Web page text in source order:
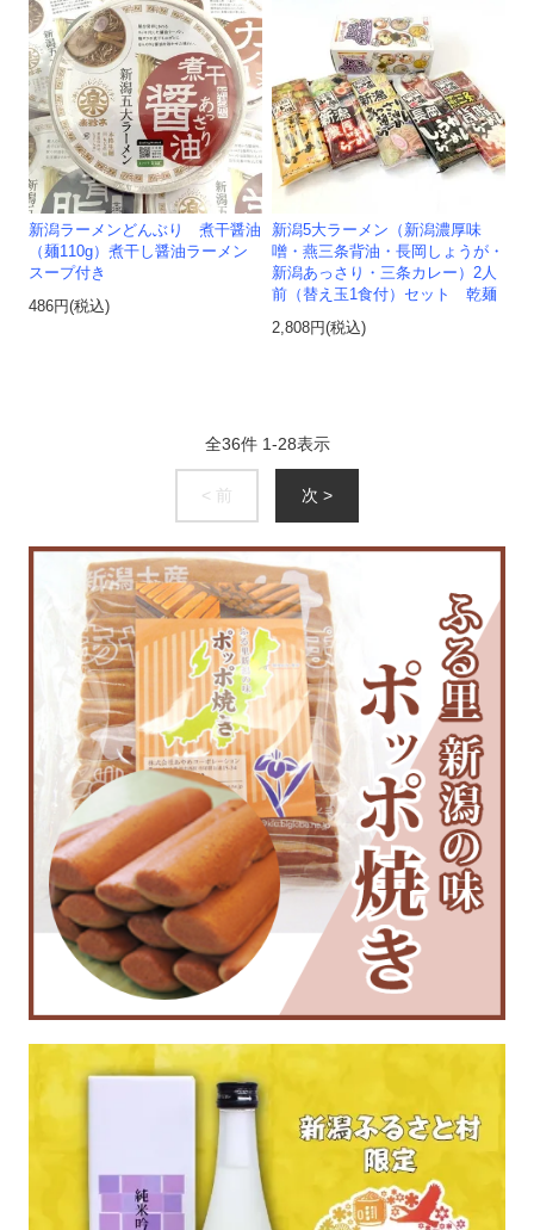
新潟ラーメンどんぶり 煮干醤油
（麺110g）煮干し醤油ラーメン
スープ付き
486円(税込)
新潟5大ラーメン（新潟濃厚味
噌・燕三条背油・長岡しょうが・
新潟あっさり・三条カレー）2人
前（替え玉1食付）セット 乾麺
2,808円(税込)
全36件 1-28表示
< 前 次 >